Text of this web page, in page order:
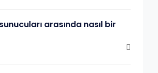
arasında nasıl bir